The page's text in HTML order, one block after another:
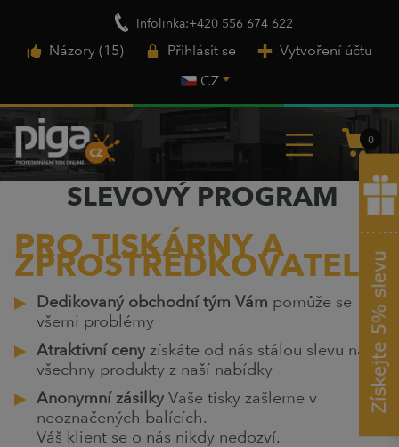
Infolinka:+420 556 674 622
Názory (15) Přihlásit se
Vytvoření účtu
CZ
0
SLEVOVÝ PROGRAM
PRO TISKÁRNY A
ZPROSTŘEDKOVATELE!
Dedikovaný obchodní tým Vám pomůže se
všemi problémy
Atraktivní ceny získáte od nás stálou slevu na
všechny produkty z naší nabídky
Anonymní zásilky Vaše tisky zašleme v
neoznačených balících.
Váš klient se o nás nikdy nedozví.